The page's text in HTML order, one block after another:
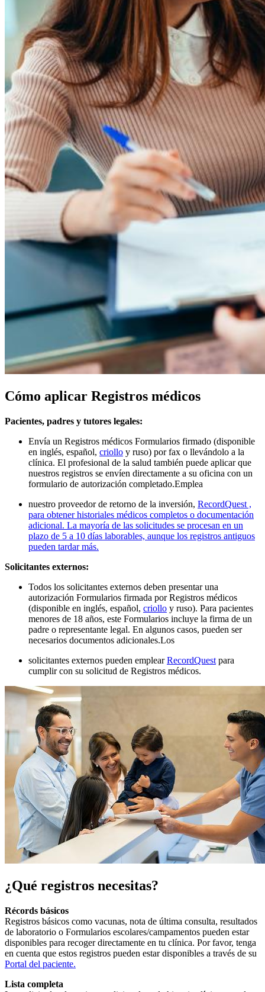
Cómo aplicar Registros médicos
Pacientes, padres y tutores legales:
Envía un Registros médicos Formularios firmado (disponible
en inglés, español, criollo y ruso) por fax o llevándolo a la
clínica. El profesional de la salud también puede aplicar que
nuestros registros se envíen directamente a su oficina con un
formulario de autorización completado.Emplea
nuestro proveedor de retorno de la inversión, RecordQuest ,
para obtener historiales médicos completos o documentación
adicional. La mayoría de las solicitudes se procesan en un
plazo de 5 a 10 días laborables, aunque los registros antiguos
pueden tardar más.
Solicitantes externos:
Todos los solicitantes externos deben presentar una
autorización Formularios firmada por Registros médicos
(disponible en inglés, español, criollo y ruso). Para pacientes
menores de 18 años, este Formularios incluye la firma de un
padre o representante legal. En algunos casos, pueden ser
necesarios documentos adicionales.Los
solicitantes externos pueden emplearRecordQuest para
cumplir con su solicitud de Registros médicos.
¿Qué registros necesitas?
Récords básicos
Registros básicos como vacunas, nota de última consulta, resultados
de laboratorio o Formularios escolares/campamentos pueden estar
disponibles para recoger directamente en tu clínica. Por favor, tenga
en cuenta que estos registros pueden estar disponibles a través de su
Portal del paciente.
Lista completa